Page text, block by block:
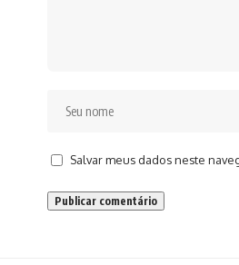
Salvar meus dados neste